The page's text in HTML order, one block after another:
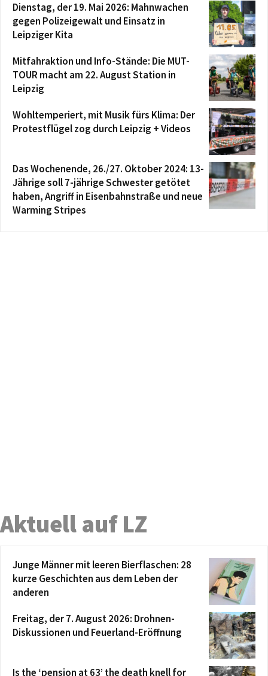
Dienstag, der 19. Mai 2026: Mahnwachen
gegen Polizeigewalt und Einsatz in
Leipziger Kita
Mitfahraktion und Info-Stände: Die MUT-
TOUR macht am 22. August Station in
Leipzig
Wohltemperiert, mit Musik fürs Klima: Der
Protestflügel zog durch Leipzig + Videos
Das Wochenende, 26./27. Oktober 2024: 13-
Jährige soll 7-jährige Schwester getötet
haben, Angriff in Eisenbahnstraße und neue
Warming Stripes
Aktuell auf LZ
Junge Männer mit leeren Bierflaschen: 28
kurze Geschichten aus dem Leben der
anderen
Freitag, der 7. August 2026: Drohnen-
Diskussionen und Feuerland-Eröffnung
Is the ‘pension at 63’ the death knell for